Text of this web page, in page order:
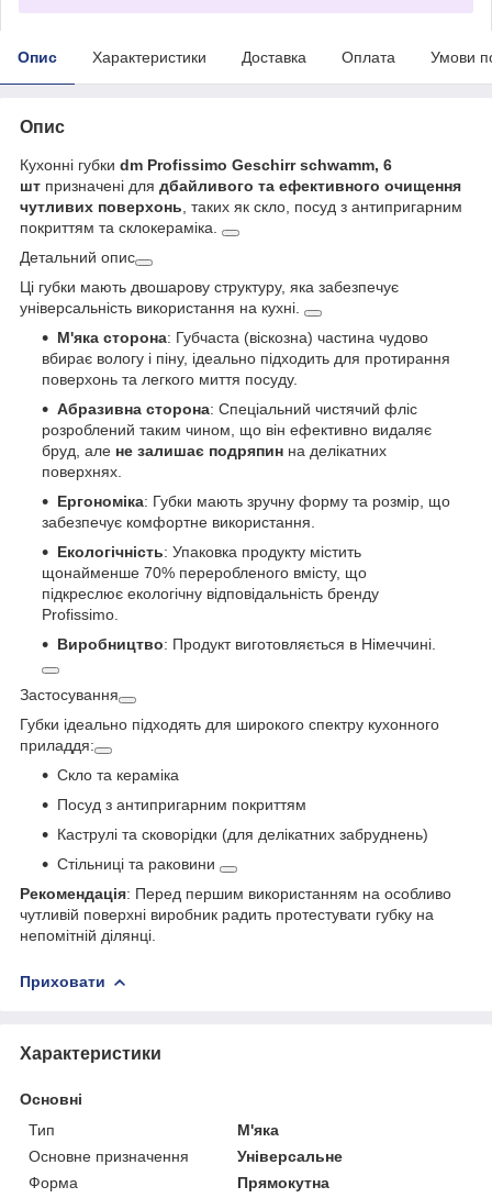
Опис Характеристики Доставка Оплата Умови
Опис
Кухонні губки dm Profissimo Geschirr schwamm, 6
шт призначені для дбайливого та ефективного очищення
чутливих поверхонь , таких як скло, посуд з антипригарним
покриттям та склокераміка.
Детальний опис
Ці губки мають двошарову структуру, яка забезпечує
універсальність використання на кухні.
М'яка сторона: Губчаста (віскозна) частина чудово
вбирає вологу і піну, ідеально підходить для протирання
поверхонь та легкого миття посуду.
Абразивна сторона: Спеціальний чистячий фліс
розроблений таким чином, що він ефективно видаляє
бруд, але не залишає подряпин на делікатних
поверхнях.
Ергономіка: Губки мають зручну форму та розмір, що
забезпечує комфортне використання.
Екологічність: Упаковка продукту містить
щонайменше 70% переробленого вмісту, що
підкреслює екологічну відповідальність бренду
Profissimo.
Виробництво: Продукт виготовляється в Німеччині.
Застосування
Губки ідеально підходять для широкого спектру кухонного
приладдя:
Скло та кераміка
Посуд з антипригарним покриттям
Каструлі та сковорідки (для делікатних забруднень)
Стільниці та раковини
Рекомендація: Перед першим використанням на особливо
чутливій поверхні виробник радить протестувати губку на
непомітній ділянці.
Приховати
Характеристики
Основні
Тип
М'яка
Основне призначення
Універсальне
Форма
Прямокутна